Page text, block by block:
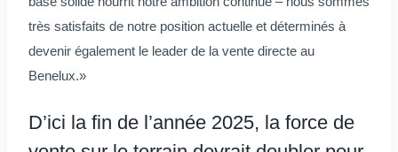
très satisfaits de notre position actuelle et déterminés à
devenir également le leader de la vente directe au
Benelux.»
D’ici la fin de l’année 2025, la force de